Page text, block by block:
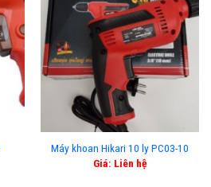
Máy khoan Hikari 10 ly PC03-10
Giá: Liên hệ